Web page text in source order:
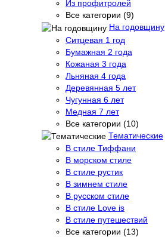
Из профитролей
Все категории (9)
На годовщину
Ситцевая 1 год
Бумажная 2 года
Кожаная 3 года
Льняная 4 года
Деревянная 5 лет
Чугунная 6 лет
Медная 7 лет
Все категории (10)
Тематические
В стиле Тиффани
В морском стиле
В стиле рустик
В зимнем стиле
В русском стиле
В стиле Love is
В стиле путешествий
Все категории (13)